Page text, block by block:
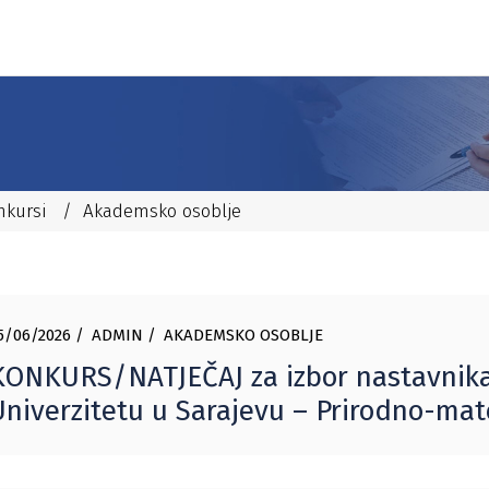
/ Akademsko osoblje
06/2026 ADMIN AKADEMSKO OSOBLJE
NATJEČAJ za izbor
u Sarajevu – Prirodno-